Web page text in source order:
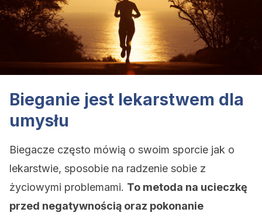
Bieganie jest lekarstwem dla
umysłu
Biegacze często mówią o swoim sporcie jak o
lekarstwie, sposobie na radzenie sobie z
życiowymi problemami. To metoda na ucieczkę
przed negatywnością oraz pokonanie